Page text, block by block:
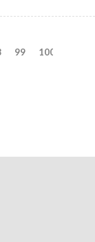
99
100